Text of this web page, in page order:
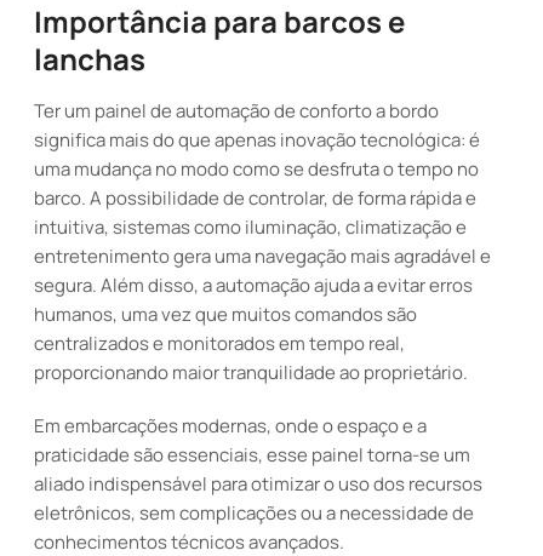
Importância para barcos e
lanchas
Ter um painel de automação de conforto a bordo
significa mais do que apenas inovação tecnológica: é
uma mudança no modo como se desfruta o tempo no
barco. A possibilidade de controlar, de forma rápida e
intuitiva, sistemas como iluminação, climatização e
entretenimento gera uma navegação mais agradável e
segura. Além disso, a automação ajuda a evitar erros
humanos, uma vez que muitos comandos são
centralizados e monitorados em tempo real,
proporcionando maior tranquilidade ao proprietário.
Em embarcações modernas, onde o espaço e a
praticidade são essenciais, esse painel torna-se um
aliado indispensável para otimizar o uso dos recursos
eletrônicos, sem complicações ou a necessidade de
conhecimentos técnicos avançados.